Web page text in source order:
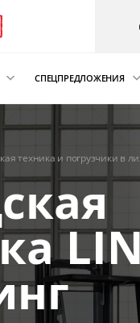
в лизинг
СПЕЦПРЕДЛОЖЕНИЯ
Аварийная
Сателлит
техника и погрузчики в